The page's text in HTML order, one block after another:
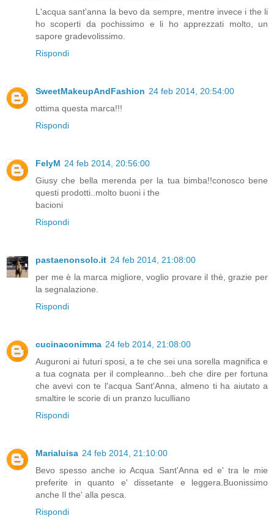
L'acqua sant'anna la bevo da sempre, mentre invece i the li
ho scoperti da pochissimo e li ho apprezzati molto, un
sapore gradevolissimo.
Rispondi
SweetMakeupAndFashion 24 feb 2014, 20:54:00
ottima questa marca!!!
Rispondi
FelyM 24 feb 2014, 20:56:00
Giusy che bella merenda per la tua bimba!!conosco bene
questi prodotti..molto buoni i the
bacioni
Rispondi
pastaenonsolo.it 24 feb 2014, 21:08:00
per me è la marca migliore, voglio provare il thè, grazie per
la segnalazione.
Rispondi
cucinaconimma 24 feb 2014, 21:08:00
Auguroni ai futuri sposi, a te che sei una sorella magnifica e
a tua cognata per il compleanno...beh che dire per fortuna
che avevi con te l'acqua Sant'Anna, almeno ti ha aiutato a
smaltire le scorie di un pranzo luculliano
Rispondi
Marialuisa 24 feb 2014, 21:10:00
Bevo spesso anche io Acqua Sant'Anna ed e' tra le mie
preferite in quanto e' dissetante e leggera.Buonissimo
anche Il the' alla pesca.
Rispondi